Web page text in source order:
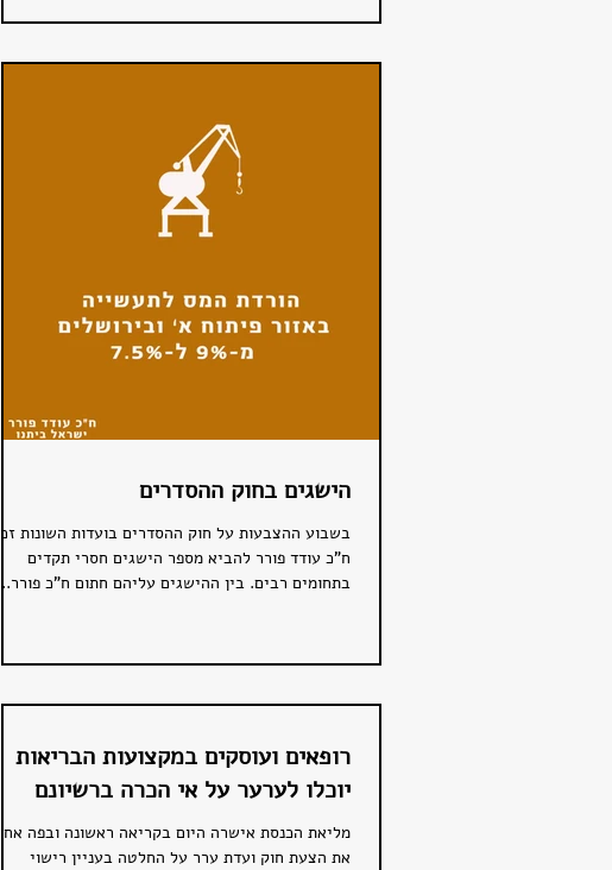
הישגים בחוק ההסדרים
בשבוע ההצבעות על חוק ההסדרים בועדות השונות זכה
ח"כ עודד פורר להביא מספר הישגים חסרי תקדים
בתחומים רבים. בין ההישגים עליהם חתום ח"כ פורר...
רופאים ועוסקים במקצועות הבריאות
יוכלו לערער על אי הכרה ברשיונם
מליאת הכנסת אישרה היום בקריאה ראשונה ובפה אחד
את הצעת חוק ועדת ערר על החלטה בעניין רישוי